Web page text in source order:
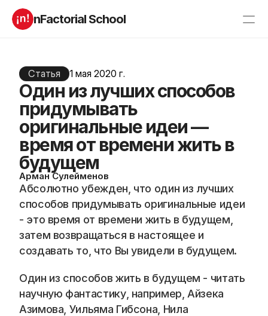
nFactorial School
О нас
Блог
Incubator 2026
Компаниям
Старт в ИТ
Андроид разработчик
Алгоритмы
iOS с 0
Python-разработчик
Frontend на React
Product manager
Аналитик данных
QA инженер
RESOURCES
Careers
Статья 1 мая 2020 г.
Один из лучших способов
придумывать
оригинальные идеи —
время от времени жить в
будущем
Арман Сулейменов
Абсолютно убежден, что один из лучших
способов придумывать оригинальные идеи
- это время от времени жить в будущем,
затем возвращаться в настоящее и
создавать то, что Вы увидели в будущем.
Один из способов жить в будущем - читать
научную фантастику, например, Айзека
Азимова, Уильяма Гибсона, Нила